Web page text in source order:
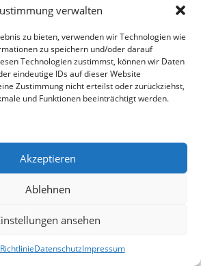
verwalten
zu bieten, verwenden wir Technologien wie
zu speichern und/oder darauf
Technologien zustimmst, können wir Daten
eindeutige IDs auf dieser Website
Zustimmung nicht erteilst oder zurückziehst,
und Funktionen beeinträchtigt werden.
Akzeptieren
Ablehnen
ansehen
DatenschutzImpressum